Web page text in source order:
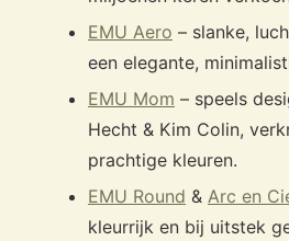
EMU Aero – slanke,
een elegante,
EMU Mom – speels
Hecht & Kim Colin,
prachtige kleuren.
EMU Round & Arc en
kleurrijk en bij uitstek